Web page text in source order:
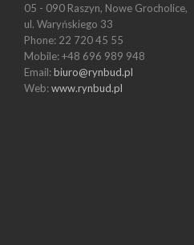
05 - 090 Raszyn, Nowe Grocholice,
ul. Waryńskiego 33
Phone: 22 720 45 55
Mobile: +48 696 989 948
Email:biuro@rynbud.pl
Web:www.rynbud.pl